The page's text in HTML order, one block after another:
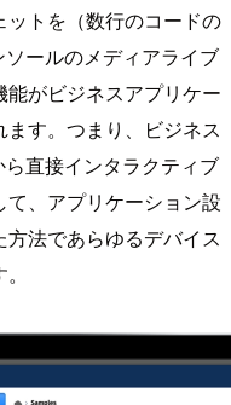
トを（数行のコードの
ールのメディアライブ
がビジネスアプリケー
す。つまり、ビジネス
直接インタラクティブ
、アプリケーション設
法であらゆるデバイス